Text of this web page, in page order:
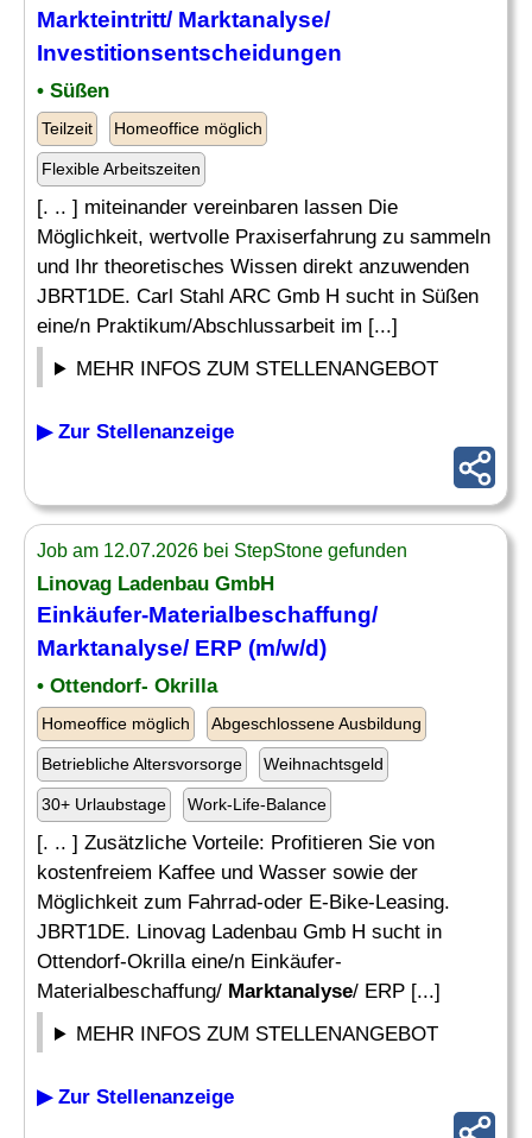
Markteintritt/ Marktanalyse/
Investitionsentscheidungen
• Süßen
Teilzeit Homeoffice möglich
Flexible Arbeitszeiten
[. .. ] miteinander vereinbaren lassen Die
Möglichkeit, wertvolle Praxiserfahrung zu sammeln
und Ihr theoretisches Wissen direkt anzuwenden
JBRT1DE. Carl Stahl ARC Gmb H sucht in Süßen
eine/n Praktikum/Abschlussarbeit im [...]
MEHR INFOS ZUM STELLENANGEBOT
▶ Zur Stellenanzeige
Job am 12.07.2026 bei StepStone gefunden
Linovag Ladenbau GmbH
Einkäufer-Materialbeschaffung/
Marktanalyse/ ERP (m/w/d)
• Ottendorf- Okrilla
Homeoffice möglich Abgeschlossene Ausbildung
Betriebliche Altersvorsorge Weihnachtsgeld
30+ Urlaubstage Work-Life-Balance
[. .. ] Zusätzliche Vorteile: Profitieren Sie von
kostenfreiem Kaffee und Wasser sowie der
Möglichkeit zum Fahrrad-oder E-Bike-Leasing.
JBRT1DE. Linovag Ladenbau Gmb H sucht in
Ottendorf-Okrilla eine/n Einkäufer-
Materialbeschaffung/ Marktanalyse/ ERP [...]
MEHR INFOS ZUM STELLENANGEBOT
▶ Zur Stellenanzeige